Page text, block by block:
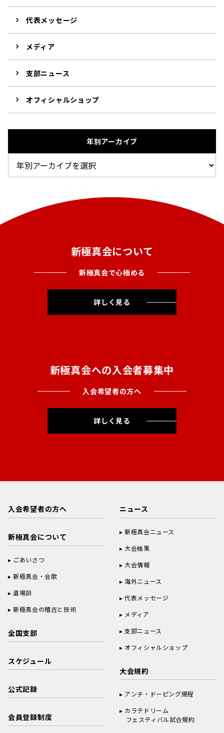
代表メッセージ
メディア
支部ニュース
オフィシャルショップ
年別アーカイブ
新極真会について
新極真会で心極める
詳しく見る
新極真会への入会者募集中
入会希望者の方へ
詳しく見る
入会希望者の方へ
新極真会について
ごあいさつ
新極真会・会歌
道場訓
新極真会の稽古と技術
全国支部
スケジュール
公式記録
会員登録制度
ニュース
新極真会ニュース
大会結果
大会情報
海外ニュース
代表メッセージ
メディア
支部ニュース
オフィシャルショップ
大会規約
アンチ・ドーピング規程
カラテドリーム
フェスティバル試合規約